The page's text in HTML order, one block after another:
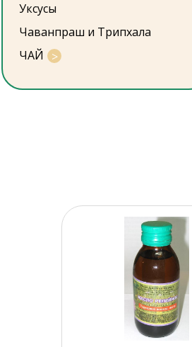
Уксусы
Чаванпраш и Трипхала
ЧАЙ